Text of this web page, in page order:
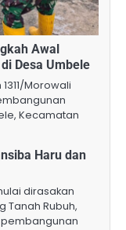
Awal
Desa Umbele
Morowali
Kecamatan
Haru dan
dirasakan
Tanah Rubuh,